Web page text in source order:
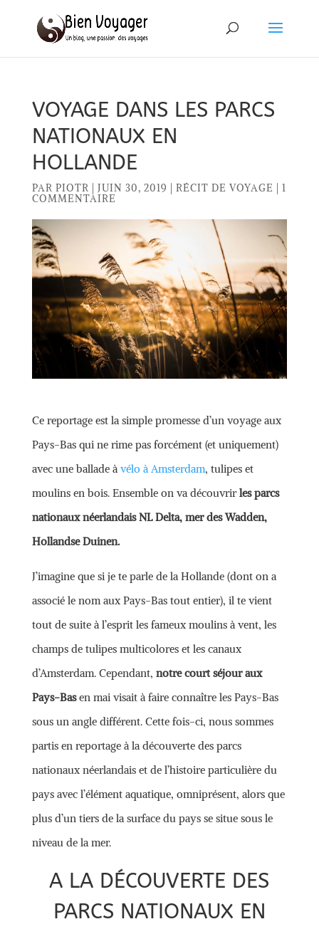
VOYAGE DANS LES PARCS
NATIONAUX EN
HOLLANDE
PAR PIOTR JUIN 30, 2019 RÉCIT DE VOYAGE
1
COMMENTAIRE
Ce reportage est la simple promesse d’un voyage aux
Pays-Bas qui ne rime pas forcément (et uniquement)
avec une ballade àvélo à Amsterdam, tulipes et
moulins en bois. Ensemble on va découvrirles parcs
nationaux néerlandais NL Delta, mer des Wadden,
Hollandse Duinen.
J’imagine que si je te parle de la Hollande (dont on a
associé le nom aux Pays-Bas tout entier), il te vient
tout de suite à l’esprit les fameux moulins à vent, les
champs de tulipes multicolores et les canaux
d’Amsterdam. Cependant, notre court séjour aux
Pays-Basen mai visait à faire connaître les Pays-Bas
sous un angle différent. Cette fois-ci, nous sommes
partis en reportage à la découverte des parcs
nationaux néerlandais et de l’histoire particulière du
pays avec l’élément aquatique, omniprésent, alors que
plus d’un tiers de la surface du pays se situe sous le
niveau de la mer.
A LA DÉCOUVERTE DES
PARCS NATIONAUX EN